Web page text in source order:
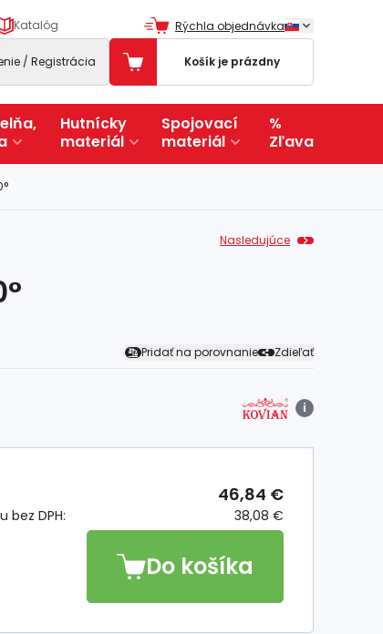
Katalóg Rýchla objednávka
/ Registrácia Košík je prázdny
Hutnícky
materiál
Spojovací
materiál
%
Zľava
Nasledujúce
Pridať na porovnanie Zdieľať
i
bez DPH: 38,08 €
46,84 €
Do košíka